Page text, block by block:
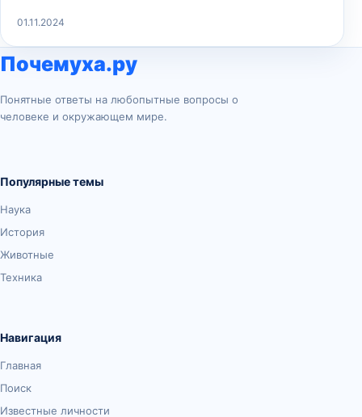
01.11.2024
Почемуха.ру
Понятные ответы на любопытные вопросы о
человеке и окружающем мире.
Популярные темы
Наука
История
Животные
Техника
Навигация
Главная
Поиск
Известные личности